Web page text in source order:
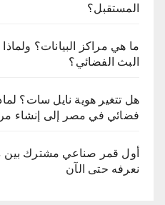
المستقبل؟
ما هي مراكز البيانات؟
البث الفضائي؟
هل تتغير هوية نايل سات؟
فضائي في مصر إلى إنشاء
أول قمر صناعي مشترك بين
نعرفه حتى الآن